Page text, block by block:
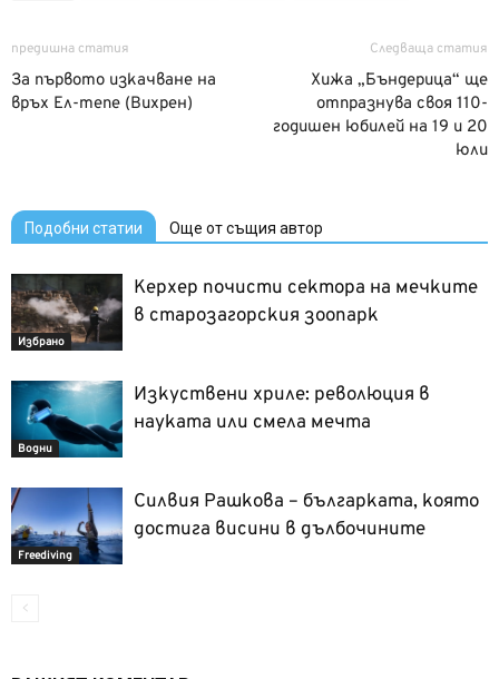
предишна статия
За първото изкачване на
връх Ел-тепе (Вихрен)
Следваща статия
Хижа „Бъндерица“ ще
отпразнува своя 110-
годишен юбилей на 19 и 20
юли
Подобни статии Още от същия автор
Избрано
Керхер почисти сектора на мечките
в старозагорския зоопарк
Водни
Изкуствени хриле: революция в
науката или смела мечта
Freediving
Силвия Рашкова – българката, която
достига висини в дълбочините